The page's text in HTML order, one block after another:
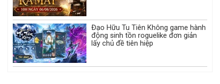
Đạo Hữu Tu Tiên Không game hành
động sinh tồn roguelike đơn giản
lấy chủ đề tiên hiệp